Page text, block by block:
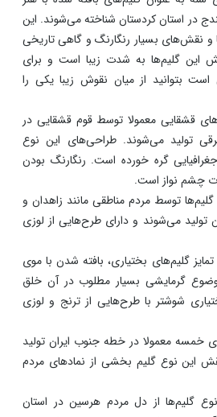
مختلفی تقسیم می‌شوند. براساس
انجام می‌دهد، هرکدام از مدلهای
و حال خاصی را منتقل کنند و
سنه به عنوان گلیم‌های بافته شده با هنر
در استان کردستان شناخته می‌شوند. این
و نقش‌های بسیار رنگارنگ و گاهی تاریخی
گلیم‌ها به شدت زیبا است و برای
است بتوانید از میان نقوش زیبا یکی را
قشقایی معمولا توسط قوم قشقایی در
تولید می‌شوند. طراحی‌های این نوع
گره خورده است. رنگارنگ بودن
چشم نواز است.
توسط مردم مناطقی مانند زاهدان و
می‌شوند و دارای طرح‌هایی از لوزی